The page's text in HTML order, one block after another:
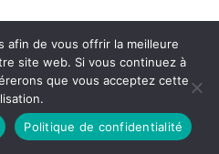
afin de vous offrir la meilleure
site web. Si vous continuez à
que vous acceptez cette
Politique de confidentialité